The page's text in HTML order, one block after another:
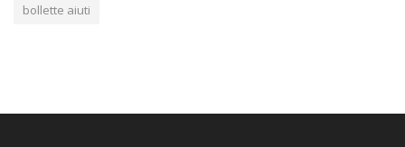
bollette aiuti